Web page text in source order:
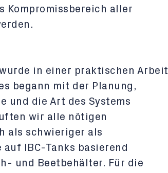
Kompromissbereich aller
in einer praktischen Arbeit
begann mit der Planung,
und die Art des Systems
wir alle nötigen
als schwieriger als
auf IBC-Tanks basierend
und Beetbehälter. Für die